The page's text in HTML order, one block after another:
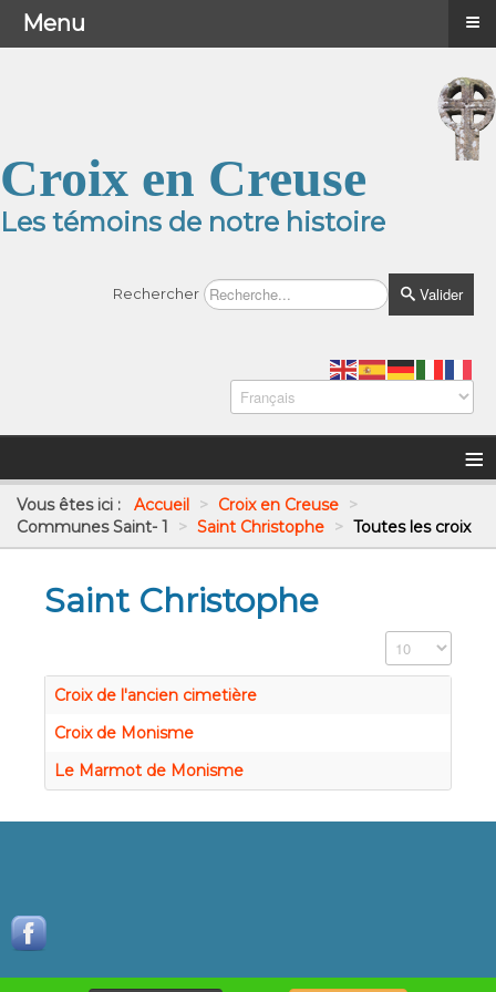
Croix en Creuse
Les témoins de notre histoire
Rechercher Valider
≡
Vous êtes ici : Accueil > Croix en Creuse >
Communes Saint- 1
> Saint Christophe > Toutes les croix
Saint Christophe
Affichage #
Croix de l'ancien cimetière
Croix de Monisme
Le Marmot de Monisme
Menu ≡
Menu ≡